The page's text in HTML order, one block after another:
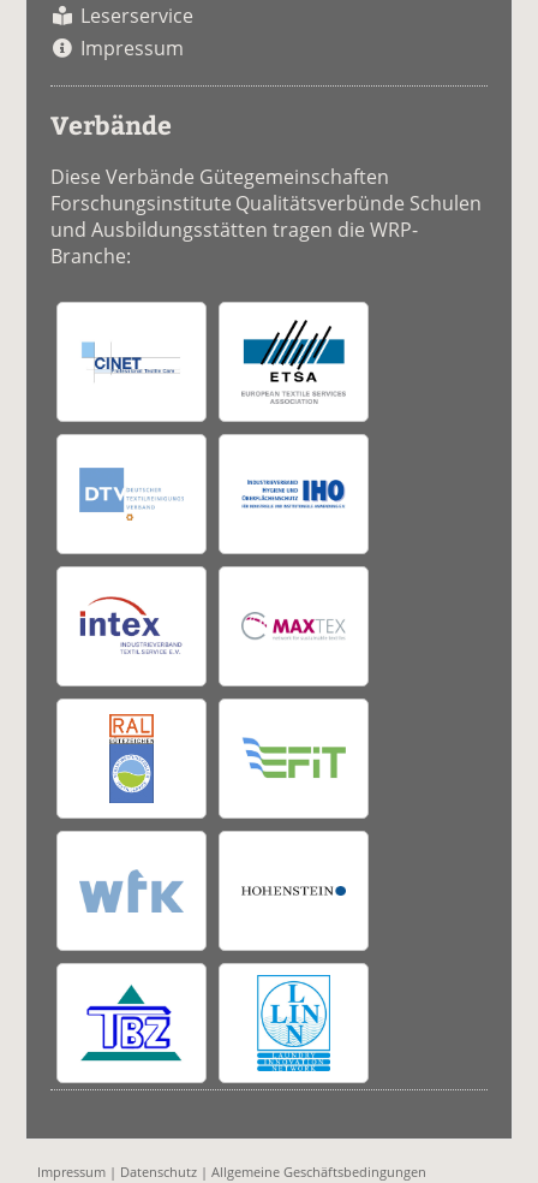
Leserservice
Impressum
Verbände
Diese Verbände Gütegemeinschaften
Forschungsinstitute Qualitätsverbünde Schulen
und Ausbildungsstätten tragen die WRP-
Branche:
Impressum | Datenschutz |Allgemeine Geschäftsbedingungen